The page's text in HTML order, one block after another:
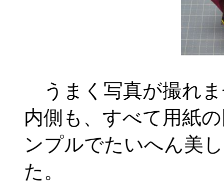
うまく写真が撮れ
内側も、すべて用紙
ンプルでたいへん美
た。